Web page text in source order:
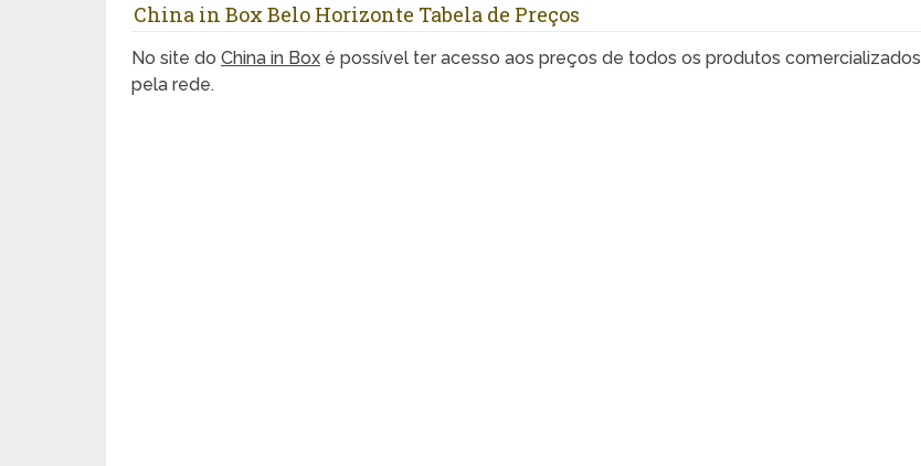
China in Box Belo Horizonte Tabela de Preços
No site doChina in Box é possível ter acesso aos preços de todos os produtos comercializados
pela rede.